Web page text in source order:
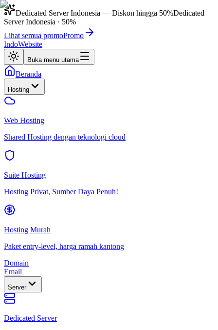
Dedicated Server Indonesia — Diskon hingga 50%Dedicated
Server Indonesia · 50%
Lihat semua promoPromo
IndoWebsite
Buka menu utama
Beranda
Hosting
Web Hosting
Shared Hosting dengan teknologi cloud
Suite Hosting
Hosting Privat, Sumber Daya Penuh!
Hosting Murah
Paket entry-level, harga ramah kantong
Domain
Email
Server
Dedicated Server